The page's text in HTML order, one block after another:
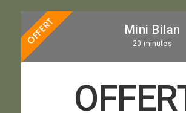
Mini Bilan
20 minutes
OFFERT